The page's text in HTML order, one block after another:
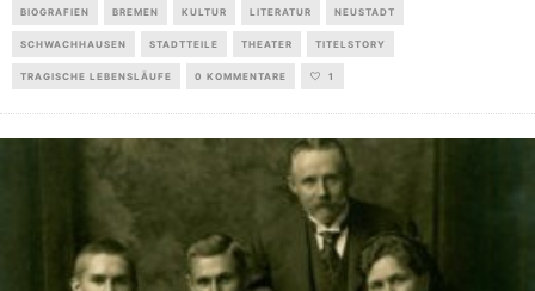
BIOGRAFIEN BREMEN KULTUR LITERATUR NEUSTADT
SCHWACHHAUSEN STADTTEILE THEATER TITELSTORY
TRAGISCHE LEBENSLÄUFE 0 KOMMENTARE 1